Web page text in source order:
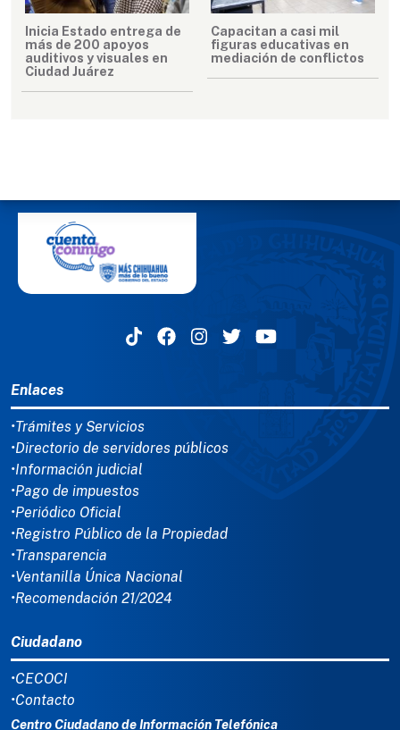
Inicia Estado entrega de
más de 200 apoyos
auditivos y visuales en
Ciudad Juárez
Capacitan a casi mil
figuras educativas en
mediación de conflictos
Enlaces
•Trámites y Servicios
•Directorio de servidores públicos
•Información judicial
•Pago de impuestos
•Periódico Oficial
•Registro Público de la Propiedad
•Transparencia
•Ventanilla Única Nacional
•Recomendación 21/2024
Ciudadano
•CECOCI
•Contacto
Centro Ciudadano de Información Telefónica